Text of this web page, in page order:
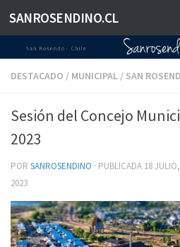
Saltar al contenido
SANROSENDINO.CL
DESTACADO / MUNICIPAL / SAN
Sesión del Concejo
2023
POR SANROSENDINO · PUBLICADA 18
2023